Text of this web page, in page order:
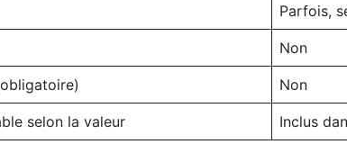
Parfois,
Non
Non
selon la valeur Inclus